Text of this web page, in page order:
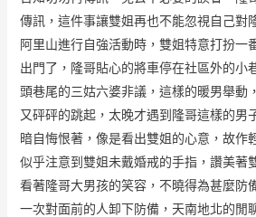
傳訊，這件事讓雙姐再也不能忽視自己對
阿里山進行自強活動時，雙姐特意打扮一
出門了，隆哥貼心的將車停在社區外的小
頭巷尾的三姑六婆非議，這樣的暖男舉動
又砰砰的跳起，太晚才遇到隆哥這樣的男
暗自悔恨著，像是看出雙姐的心意，故作
似乎注意到雙姐未戴婚戒的手指，讚美著
看著隆哥大男孩的笑容，不曉得為甚麼防
一次對面前的人卸下防備，天南地北的閒